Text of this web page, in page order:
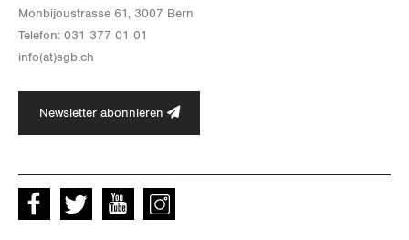
Mon­bi­joustras­se 61, 3007 Bern
Te­le­fon: 031 377 01 01
info(at)​sgb.​ch
Newsletter abonnieren
Facebook Twitter Youtube instagram